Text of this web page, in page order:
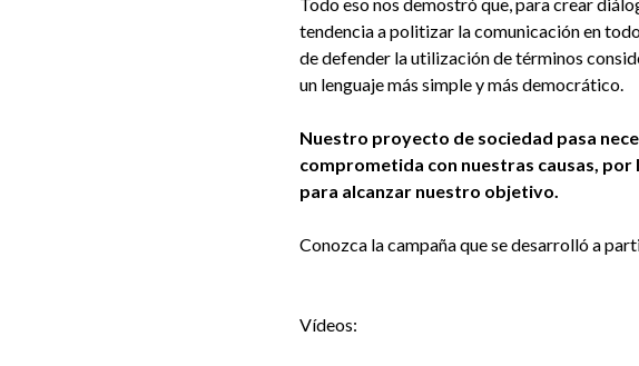
tendencia a politizar la comunicación en
de defender la utilización de términos
un lenguaje más simple y más democrático.
Nuestro proyecto de sociedad pasa
comprometida con nuestras causas,
para alcanzar nuestro objetivo.
Conozca la campaña que se desarrolló a
Vídeos: